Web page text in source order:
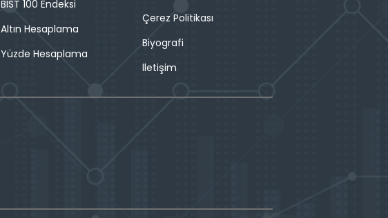
BIST 100 Endeksi
Altın Hesaplama
Yüzde Hesaplama
Çerez Politikası
Biyografi
İletişim